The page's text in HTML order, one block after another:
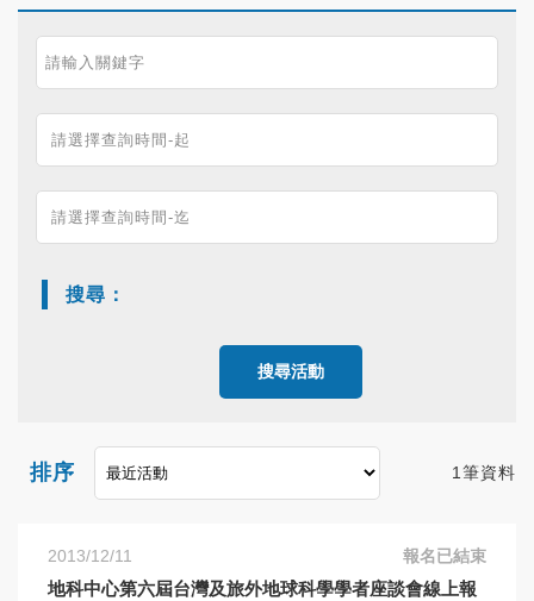
搜尋活動
1筆資料
排序
搜尋：
2013/12/11
地科中心第六屆台灣及旅外地球科學學者座談會線上報
報名已結束